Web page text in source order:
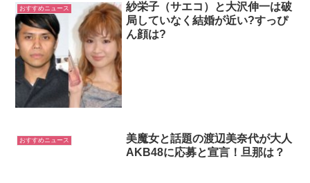
おすすめニュース
紗栄子（サエコ）と大沢伸一は破
局していなく結婚が近い?すっぴ
ん顔は?
おすすめニュース
美魔女と話題の渡辺美奈代が大人
AKB48に応募と宣言！旦那は？